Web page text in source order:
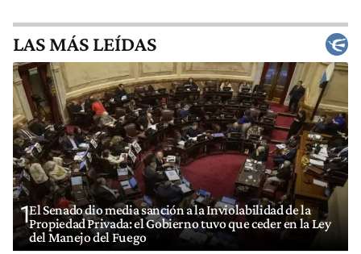
LAS MÁS LEÍDAS
1El Senado dio media sanción a la Inviolabilidad de la
Propiedad Privada: el Gobierno tuvo que ceder en la Ley
del Manejo del Fuego